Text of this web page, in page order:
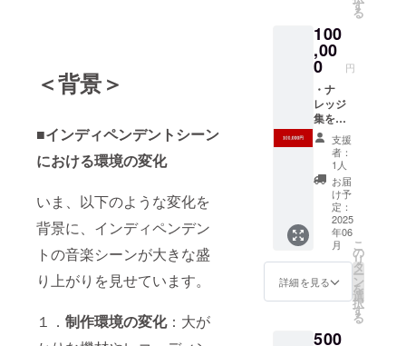
＜背景＞
■インディペンデントシーン
における環境の変化
いま、以下のような変化を
背景に、インディペンデン
トの音楽シーンが大きな盛
り上がりを見せています。
１． 制作環境の変化：大が
イブ動
画の概
要は
ページ
本文最
下部に
記載を
してお
りま
す。 ※
イベン
ト会場
への交
通費や
滞在費
は各自
でご負
担くだ
ション
※支援
時、必
ず備考
欄に掲
載を希
望され
るお名
前をご
記入く
ださい
※イベン
ト会場
への交
通費や
滞在費
は各自
でご負
イブ動
（都内
実施）
参加チ
ケット
提供 ・
2024年
に開催
したB-
Side
School
のアー
カイブ
動画視
聴権 ・
つや
ちゃん
による
アー
ティス
トコン
（アー
す
る
100
,00
0 円
・ナ
レッジ
集を冊
子にて
配布（3
冊） ・
2024年
に開催
したB-
Side
School
のアー
カイブ
動画視
聴権 ・
ナレッ
リリー
支援
者：
1人
お届
け予
定：
2025
年06
月
詳細を見る
こ
の
リ
タ
ー
ン
を
選
択
す
る
500